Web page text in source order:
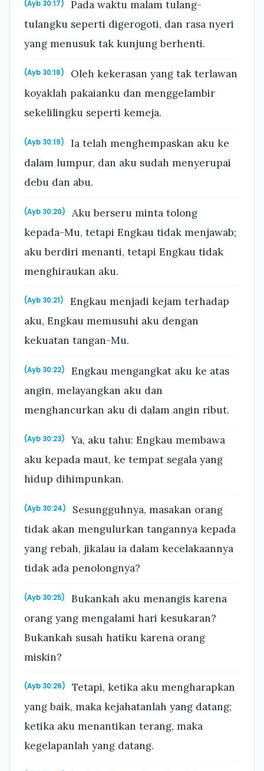
(Ayb 30:17)
Pada waktu malam tulang-
tulangku seperti digerogoti, dan rasa nyeri
yang menusuk tak kunjung berhenti.
(Ayb 30:18)
Oleh kekerasan yang tak terlawan
koyaklah pakaianku dan menggelambir
sekelilingku seperti kemeja.
(Ayb 30:19)
Ia telah menghempaskan aku ke
dalam lumpur, dan aku sudah menyerupai
debu dan abu.
(Ayb 30:20)
Aku berseru minta tolong
kepada-Mu, tetapi Engkau tidak menjawab;
aku berdiri menanti, tetapi Engkau tidak
menghiraukan aku.
(Ayb 30:21)
Engkau menjadi kejam terhadap
aku, Engkau memusuhi aku dengan
kekuatan tangan-Mu.
(Ayb 30:22)
Engkau mengangkat aku ke atas
angin, melayangkan aku dan
menghancurkan aku di dalam angin ribut.
(Ayb 30:23)
Ya, aku tahu: Engkau membawa
aku kepada maut, ke tempat segala yang
hidup dihimpunkan.
(Ayb 30:24)
Sesungguhnya, masakan orang
tidak akan mengulurkan tangannya kepada
yang rebah, jikalau ia dalam kecelakaannya
tidak ada penolongnya?
(Ayb 30:25)
Bukankah aku menangis karena
orang yang mengalami hari kesukaran?
Bukankah susah hatiku karena orang
miskin?
(Ayb 30:26)
Tetapi, ketika aku mengharapkan
yang baik, maka kejahatanlah yang datang;
ketika aku menantikan terang, maka
kegelapanlah yang datang.